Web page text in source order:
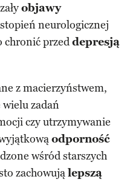
objawy
neurologicznej
chronić przeddepresją
z macierzyństwem,
wielu zadań
czy utrzymywanie
odporność
wśród starszych
zachowująlepszą